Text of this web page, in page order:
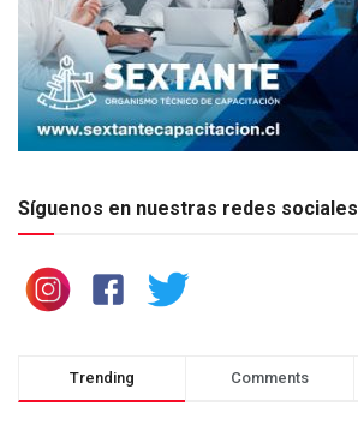
Síguenos en nuestras redes sociales
Trending Comments